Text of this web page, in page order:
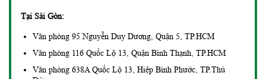
Tại Sài Gòn:
Văn phòng 95 Nguyễn Duy Dương, Quận 5, TP.HCM
Văn phòng 116 Quốc Lộ 13, Quận Bình Thạnh, TP.HCM
Văn phòng 638A Quốc Lộ 13, Hiệp Bình Phước, TP.Thủ